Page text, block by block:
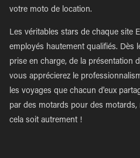
votre moto de location.
Les véritables stars de chaque site
employés hautement qualifiés. Dès
prise en charge, de la présentation
vous apprécierez le
les voyages que chacun d'eux
par des motards pour des
cela soit autrement !